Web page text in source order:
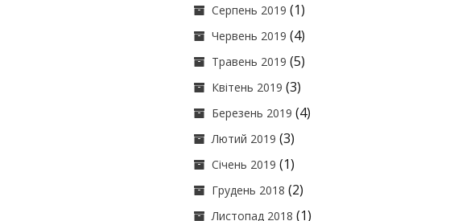
Серпень 2019 (1)
Червень 2019 (4)
Травень 2019 (5)
Квітень 2019 (3)
Березень 2019 (4)
Лютий 2019 (3)
Січень 2019 (1)
Грудень 2018 (2)
Листопад 2018 (1)